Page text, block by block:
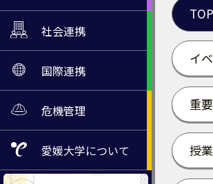
社会連携
国際連携
危機管理
愛媛大学について
イ
重
授